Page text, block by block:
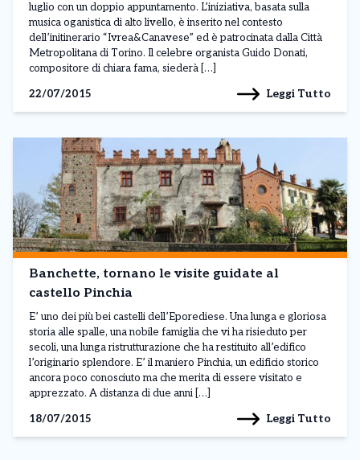
luglio con un doppio appuntamento. L’iniziativa, basata sulla
musica oganistica di alto livello, è inserito nel contesto
dell’initinerario “Ivrea&Canavese” ed è patrocinata dalla Città
Metropolitana di Torino. Il celebre organista Guido Donati,
compositore di chiara fama, siederà […]
22/07/2015
Leggi Tutto
Banchette, tornano le visite guidate al
castello Pinchia
E’ uno dei più bei castelli dell’Eporediese. Una lunga e gloriosa
storia alle spalle, una nobile famiglia che vi ha risieduto per
secoli, una lunga ristrutturazione che ha restituito all’edifico
l’originario splendore. E’ il maniero Pinchia, un edificio storico
ancora poco conosciuto ma che merita di essere visitato e
apprezzato. A distanza di due anni […]
18/07/2015
Leggi Tutto